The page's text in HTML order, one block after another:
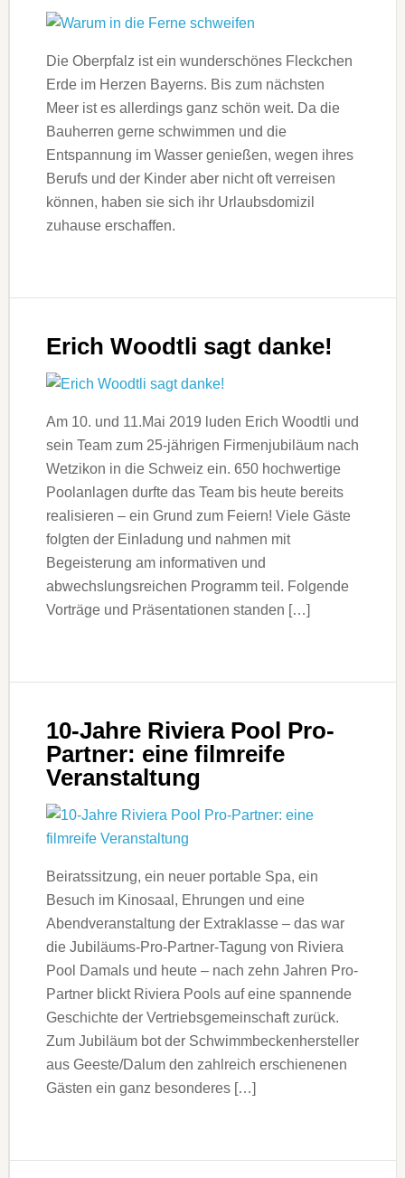
Die Oberpfalz ist ein wunderschönes Fleckchen
Erde im Herzen Bayerns. Bis zum nächsten
Meer ist es allerdings ganz schön weit. Da die
Bauherren gerne schwimmen und die
Entspannung im Wasser genießen, wegen ihres
Berufs und der Kinder aber nicht oft verreisen
können, haben sie sich ihr Urlaubsdomizil
zuhause erschaffen.
Erich Woodtli sagt danke!
Am 10. und 11.Mai 2019 luden Erich Woodtli und
sein Team zum 25-jährigen Firmenjubiläum nach
Wetzikon in die Schweiz ein. 650 hochwertige
Poolanlagen durfte das Team bis heute bereits
realisieren – ein Grund zum Feiern! Viele Gäste
folgten der Einladung und nahmen mit
Begeisterung am informativen und
abwechslungsreichen Programm teil. Folgende
Vorträge und Präsentationen standen […]
10-Jahre Riviera Pool Pro-
Partner: eine filmreife
Veranstaltung
Beiratssitzung, ein neuer portable Spa, ein
Besuch im Kinosaal, Ehrungen und eine
Abendveranstaltung der Extraklasse – das war
die Jubiläums-Pro-Partner-Tagung von Riviera
Pool Damals und heute – nach zehn Jahren Pro-
Partner blickt Riviera Pools auf eine spannende
Geschichte der Vertriebsgemeinschaft zurück.
Zum Jubiläum bot der Schwimmbeckenhersteller
aus Geeste/Dalum den zahlreich erschienenen
Gästen ein ganz besonderes […]